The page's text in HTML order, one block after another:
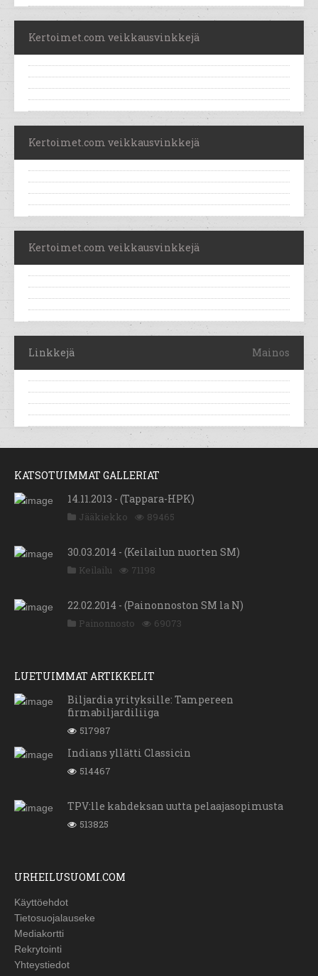
Kertoimet.com veikkausvinkkejä
Kertoimet.com veikkausvinkkejä
Kertoimet.com veikkausvinkkejä
Linkkejä Mainos
KATSOTUIMMAT GALLERIAT
14.11.2013 - (Tappara-HPK)
Jääkiekko 89465
30.03.2014 - (Keilailun nuorten SM)
Keilailu 71198
22.02.2014 - (Painonnoston SM la N)
Painonnosto 69073
LUETUIMMAT ARTIKKELIT
Biljardia yrityksille: Tampereen
firmabiljardiliiga
517987
Indians yllätti Classicin
514467
TPV:lle kahdeksan uutta pelaajasopimusta
513825
URHEILUSUOMI.COM
Käyttöehdot
Tietosuojalauseke
Mediakortti
Rekrytointi
Yhteystiedot